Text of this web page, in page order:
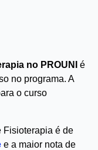
no PROUNI
é
no programa. A
o curso
Fisioterapia é de
e a maior nota de